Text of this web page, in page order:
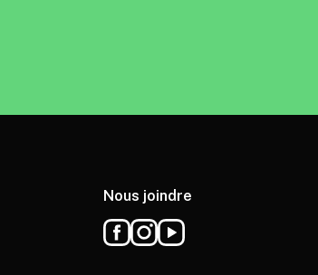
Nous joindre